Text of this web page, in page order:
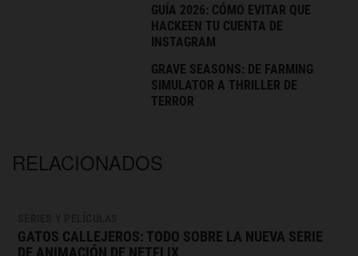
GUÍA 2026: CÓMO EVITAR QUE
HACKEEN TU CUENTA DE
INSTAGRAM
GRAVE SEASONS: DE FARMING
SIMULATOR A THRILLER DE
TERROR
RELACIONADOS
GATOS CALLEJEROS: TODO SOBRE LA NUEVA SERIE
DE ANIMACIÓN DE NETFLIX